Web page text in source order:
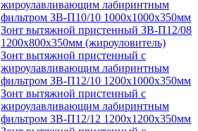
жироулавливающим лабиринтным
фильтром ЗВ-П10/10 1000х1000х350мм
Зонт вытяжной пристенный ЗВ-П12/08
1200х800х350мм (жироуловитель)
Зонт вытяжной пристенный с
жироулавливающим лабиринтным
фильтром ЗВ-П12/10 1200х1000х350мм
Зонт вытяжной пристенный с
жироулавливающим лабиринтным
фильтром ЗВ-П12/12 1200х1200х350мм